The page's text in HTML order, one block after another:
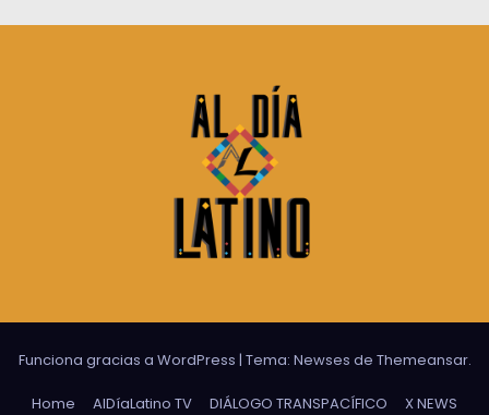
Funciona gracias a WordPress | Tema: Newses de Themeansar.
Home AlDíaLatino TV DIÁLOGO TRANSPACÍFICO X NEWS